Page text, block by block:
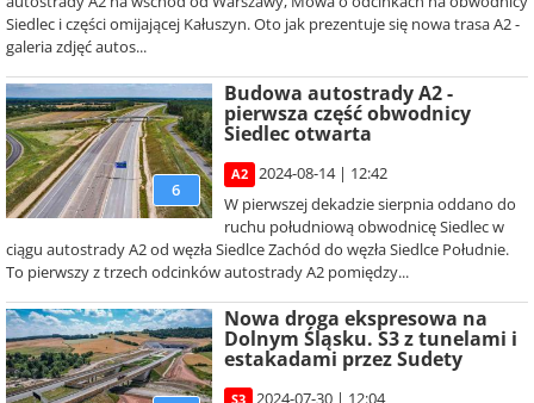
Siedlec i części omijającej Kałuszyn. Oto jak prezentuje się nowa trasa A2 -
galeria zdjęć autos...
6
Budowa autostrady A2 -
pierwsza część obwodnicy
Siedlec otwarta
A2
2024-08-14 | 12:42
W pierwszej dekadzie sierpnia oddano do
ruchu południową obwodnicę Siedlec w
ciągu autostrady A2 od węzła Siedlce Zachód do węzła Siedlce Południe.
To pierwszy z trzech odcinków autostrady A2 pomiędzy...
Nowa droga ekspresowa na
Dolnym Śląsku. S3 z tunelami i
estakadami przez Sudety
S3 2024-07-30 | 12:04